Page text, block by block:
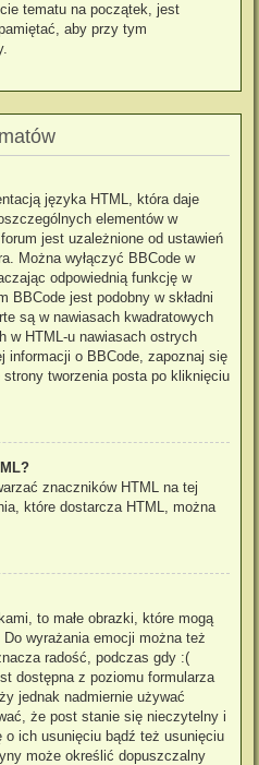
tematu na początek, jest
aby przy tym
języka HTML, która daje
elementów w
jest uzależnione od ustawień
Można wyłączyć BBCode w
odpowiednią funkcję w
BBCode jest podobny w składni
są w nawiasach kwadratowych
w HTML-u nawiasach ostrych
informacji o BBCode, zapoznaj się
tworzenia posta po kliknięciu
znaczników HTML na tej
które dostarcza HTML, można
to małe obrazki, które mogą
wyrażania emocji można też
radość, podczas gdy :(
dostępna z poziomu formularza
jednak nadmiernie używać
że post stanie się nieczytelny i
o ich usunięciu bądź też usunięciu
może określić dopuszczalny